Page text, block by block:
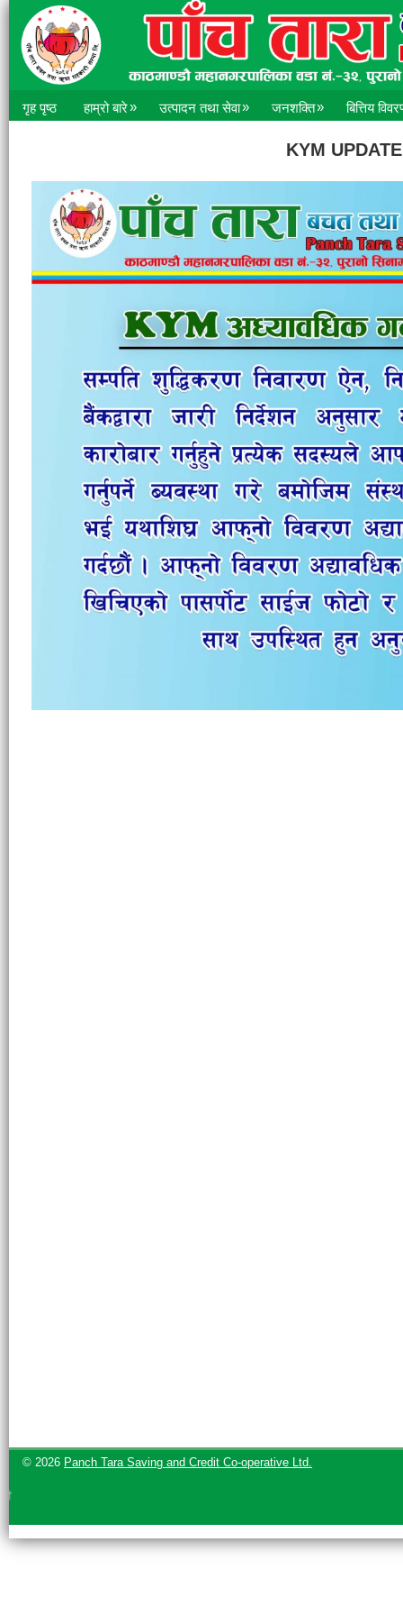
गृह पृष्ठ हाम्रो बारे» उत्पादन तथा सेवा» जनशक्ति» बित्तिय
KYM UPDATE
© 2026 Panch Tara Saving and Credit Co-operative Ltd.